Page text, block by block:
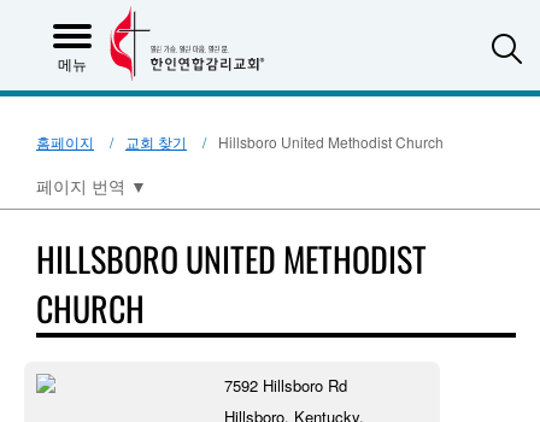
메뉴
홈페이지 교회 찾기 Hillsboro United Methodist Church
페이지 번역 ▼
HILLSBORO UNITED METHODIST
CHURCH
7592 Hillsboro Rd
Hillsboro, Kentucky,